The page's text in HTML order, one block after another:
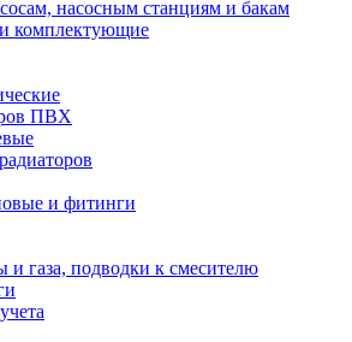
насосным станциям и бакам
комплектующие
ПВХ
и фитинги
и газа, подводки к смесителю